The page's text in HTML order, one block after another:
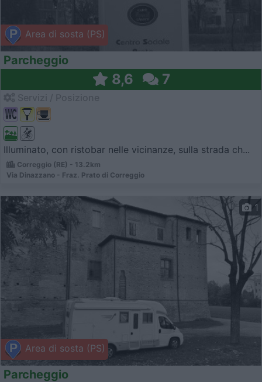
Area di sosta (PS)
Parcheggio
8,6 7
Illuminato, con ristobar nelle vicinanze, sulla strada ch...
Correggio (RE) - 13.2km
Via Dinazzano - Fraz. Prato di Correggio
Area di sosta (PS)
1
Parcheggio